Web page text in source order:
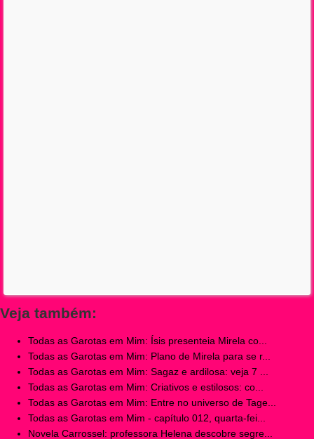
Veja também:
Todas as Garotas em Mim: Ísis presenteia Mirela co...
Todas as Garotas em Mim: Plano de Mirela para se r...
Todas as Garotas em Mim: Sagaz e ardilosa: veja 7 ...
Todas as Garotas em Mim: Criativos e estilosos: co...
Todas as Garotas em Mim: Entre no universo de Tage...
Todas as Garotas em Mim - capítulo 012, quarta-fei...
Novela Carrossel: professora Helena descobre segre...